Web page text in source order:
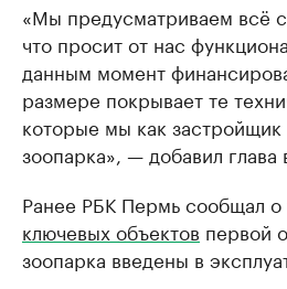
«Мы предусматриваем всё
что просит от нас
данным момент
размере покрывает те
которые мы как застройщик
зоопарка», — добавил глава
Ранее РБК Пермь сообщал
ключевых объектов первой
зоопарка введены в